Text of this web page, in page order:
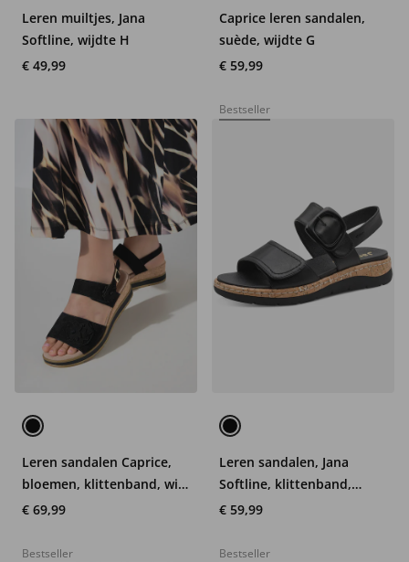
Leren muiltjes, Jana
Softline, wijdte H
€ 49,99
Caprice leren sandalen,
suède, wijdte G
€ 59,99
Leren sandalen Caprice,
bloemen, klittenband, wijd
G-model
€ 69,99
Bestseller
Leren sandalen, Jana
Softline, klittenband,
wijdte H
€ 59,99
Bestseller Bestseller